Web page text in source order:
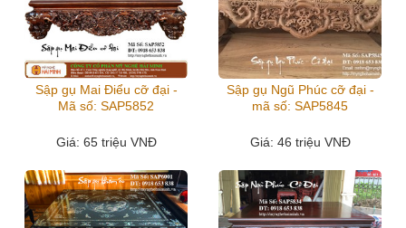
Sập gụ Mai Điểu cỡ đại -
Mã số: SAP5852
Giá: 65 triệu VNĐ
Sập gụ Ngũ Phúc cỡ đại -
mã số: SAP5845
Giá: 46 triệu VNĐ